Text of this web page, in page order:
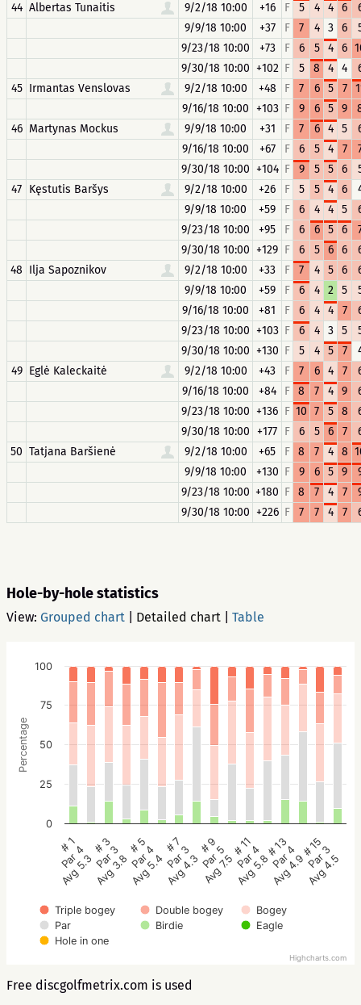
44 Albertas Tunaitis 9/2/18 10:00 +16 F 5 4 4 6
9/9/18 10:00
+37 F 7 4 3 6
9/23/18 10:00
+73 F 6 5 4 6
9/30/18 10:00 +102 F 5 8 4 4
45 Irmantas Venslovas 9/2/18 10:00 +48 F 7 6 5 7
9/16/18 10:00 +103 F 9 6 5 9
46 Martynas Mockus 9/9/18 10:00 +31 F 7 6 4 5
9/16/18 10:00
+67 F 6 5 4 7
9/30/18 10:00 +104 F 9 5 5 6
47 Kęstutis Baršys 9/2/18 10:00 +26 F 5 5 4 6
9/9/18 10:00
+59 F 6 4 4 5
9/23/18 10:00
+95 F 6 6 5 6
9/30/18 10:00 +129 F 6 5 6 6
48 Ilja Sapoznikov 9/2/18 10:00 +33 F 7 4 5 6
9/9/18 10:00
+59 F 6 4 2 5
9/16/18 10:00
+81 F 6 4 4 7
9/23/18 10:00 +103 F 6 4 3 5
9/30/18 10:00 +130 F 5 4 5 7
49 Eglė Kaleckaitė 9/2/18 10:00 +43 F 7 6 4 7
9/16/18 10:00
+84 F 8 7 4 9
9/23/18 10:00 +136 F 10 7 5 8
9/30/18 10:00 +177 F 6 5 6 7
50 Tatjana Baršienė 9/2/18 10:00 +65 F 8 7 4 8
9/9/18 10:00
+130 F 9 6 5 9
9/23/18 10:00 +180 F 8 7 4 7
9/30/18 10:00 +226 F 7 7 4 7
Hole-by-hole statistics
View: Grouped chart Detailed chart Table
Percentage
Triple bogey Double bogey
Bogey
Par
Birdie
Eagle
Hole in one
# 1
Par 4
Avg 5.3
# 3
Par 3
Avg 3.8
# 5
Par 4
Avg 5.4
# 7
Par 3
Avg 4.3
# 9
Par 5
Avg 7.5
# 11
Par 4
Avg 5.8
# 13
Par 4
Avg 4.9
# 15
Par 3
Avg 4.5
0
25
50
75
100
Highcharts.com
Free discgolfmetrix.com is used